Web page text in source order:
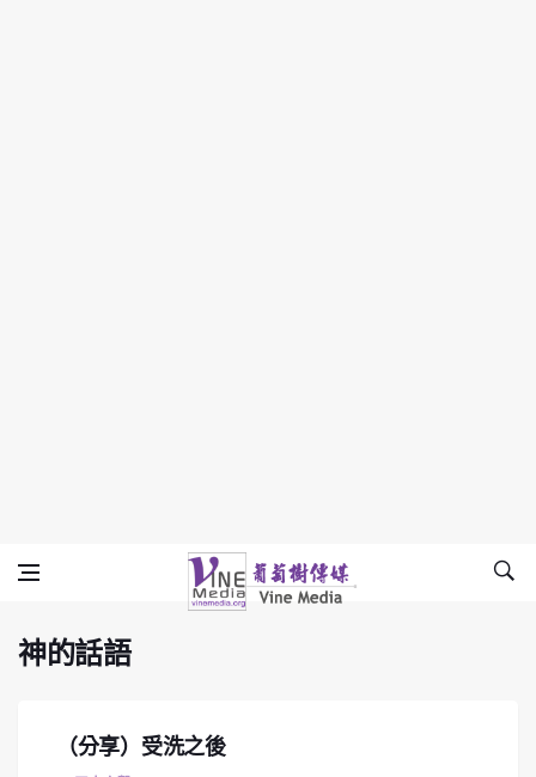
神的話語
Vine Media
葡萄樹傳媒
神的話語
（分享）受洗之後